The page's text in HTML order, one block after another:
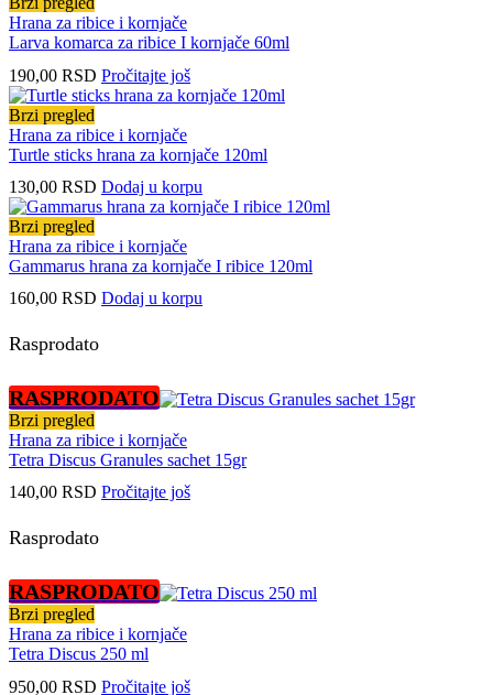
Hrana za ribice i kornjače
Larva komarca za ribice I kornjače 60ml
190,00 RSD Pročitajte još
Brzi pregled
Hrana za ribice i kornjače
Turtle sticks hrana za kornjače 120ml
130,00 RSD Dodaj u korpu
Brzi pregled
Hrana za ribice i kornjače
Gammarus hrana za kornjače I ribice 120ml
160,00 RSD Dodaj u korpu
Rasprodato
RASPRODATO
Brzi pregled
Hrana za ribice i kornjače
Tetra Discus Granules sachet 15gr
140,00 RSD Pročitajte još
Rasprodato
RASPRODATO
Brzi pregled
Hrana za ribice i kornjače
Tetra Discus 250 ml
950,00 RSD Pročitajte još